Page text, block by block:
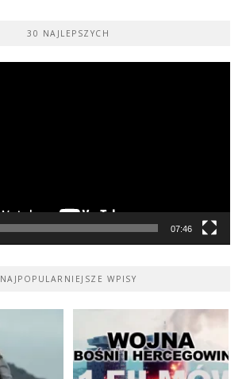
30 NAJLEPSZYCH
07:46
NAJPOPULARNIEJSZE WPISY